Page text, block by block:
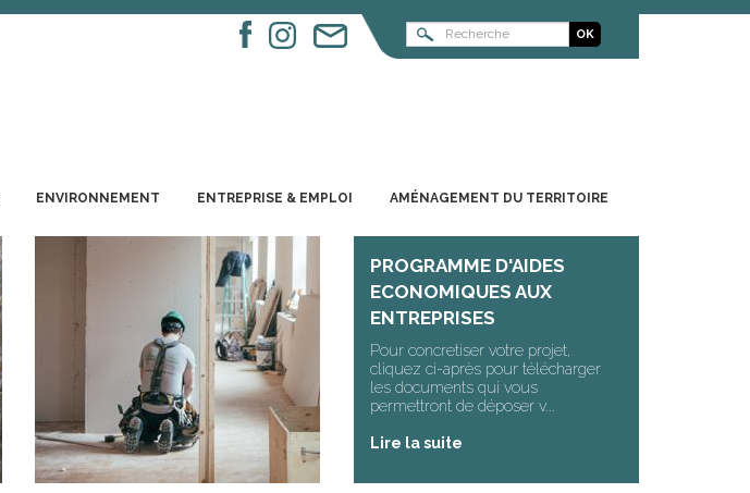
ENVIRONNEMENT ENTREPRISE & EMPLOI AMÉNAGEMENT DU TERRITOIRE
PROGRAMME D'AIDES
ECONOMIQUES AUX
ENTREPRISES
Pour concretiser votre projet,
cliquez ci-après pour télécharger
les documents qui vous
permettront de déposer v...
Lire la suite